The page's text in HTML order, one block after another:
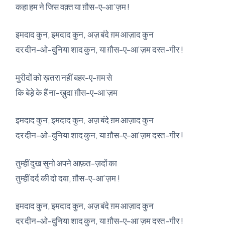
कहा हम ने जिस वक़्त या ग़ौस-ए-आ’ज़म !
इमदाद कुन, इमदाद कुन, अज़ बंदे ग़म आज़ाद कुन
दर दीन-ओ-दुनिया शाद कुन, या ग़ौस-ए-आ’ज़म दस्त-गीर !
मुरीदों को ख़तरा नहीं बहर-ए-ग़म से
कि बेड़े के हैं ना-ख़ुदा ग़ौस-ए-आ’ज़म
इमदाद कुन, इमदाद कुन, अज़ बंदे ग़म आज़ाद कुन
दर दीन-ओ-दुनिया शाद कुन, या ग़ौस-ए-आ’ज़म दस्त-गीर !
तुम्हीं दुख सुनो अपने आफ़त-ज़दों का
तुम्हीं दर्द की दो दवा, ग़ौस-ए-आ’ज़म !
इमदाद कुन, इमदाद कुन, अज़ बंदे ग़म आज़ाद कुन
दर दीन-ओ-दुनिया शाद कुन, या ग़ौस-ए-आ’ज़म दस्त-गीर !